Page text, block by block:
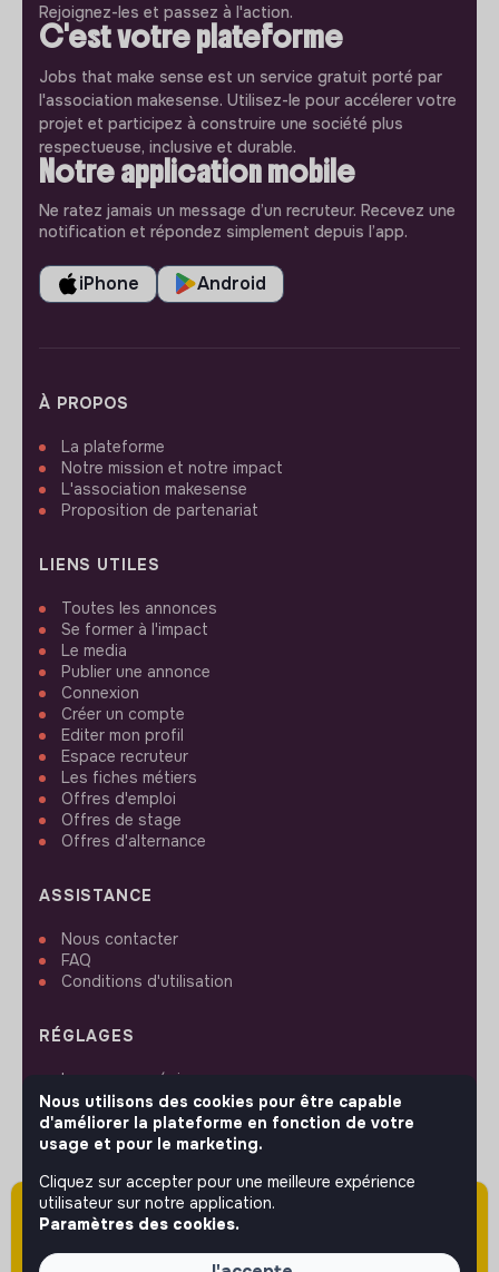
Attention cette annonce a été publiée il y a
plus de 60 jours (le 22/01/2026) et est sans
doute expirée ou non mise à jour.
Rejoignez-les et passez à l'action.
C'est votre plateforme
Jobs that make sense est un service gratuit porté par
l'association makesense. Utilisez-le pour accélerer votre
projet et participez à construire une société plus
respectueuse, inclusive et durable.
Notre application mobile
Ne ratez jamais un message d’un recruteur. Recevez une
notification et répondez simplement depuis l’app.
iPhone Android
À PROPOS
La plateforme
Notre mission et notre impact
L'association makesense
Proposition de partenariat
LIENS UTILES
Toutes les annonces
Se former à l'impact
Le media
Publier une annonce
Connexion
Créer un compte
Editer mon profil
Espace recruteur
Les fiches métiers
Offres d'emploi
Offres de stage
Offres d'alternance
ASSISTANCE
Nous contacter
FAQ
Conditions d'utilisation
RÉGLAGES
Langues ou régions
Plan du site
Paramètres des cookies
Nous utilisons des cookies pour être capable
d'améliorer la plateforme en fonction de votre
usage et pour le marketing.
Cliquez sur accepter pour une meilleure expérience
utilisateur sur notre application.
Paramètres des cookies.